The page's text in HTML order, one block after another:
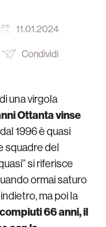
11.01.2024
Condividi
una virgola
Ottanta vinse
1996 è quasi
squadre del
si riferisce
ormai saturo
ma poi la
66 anni, il